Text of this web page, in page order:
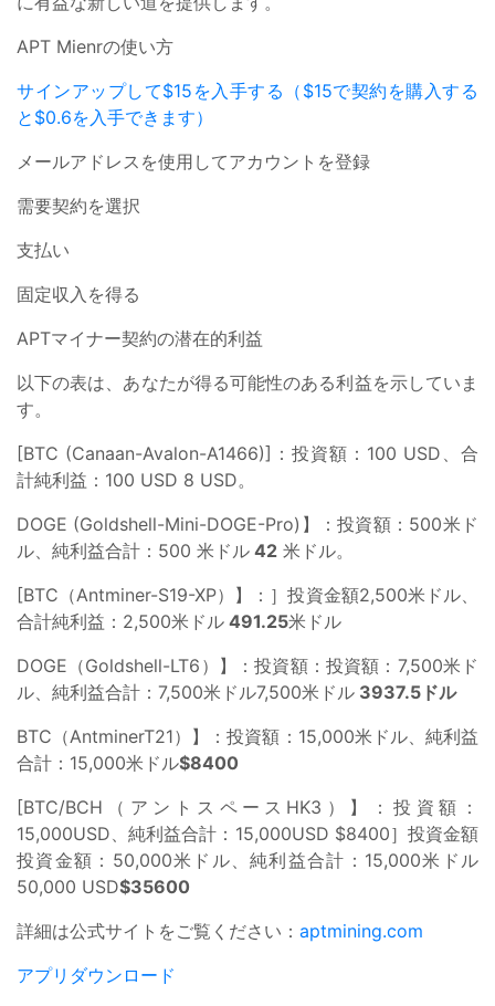
APT Mienrの使い方
サインアップして$15を入手する（$15で契約を購入する
と$0.6を入手できます）
メールアドレスを使用してアカウントを登録
需要契約を選択
支払い
固定収入を得る
APTマイナー契約の潜在的利益
以下の表は、あなたが得る可能性のある利益を示していま
す。
[BTC (Canaan-Avalon-A1466)]：投資額：100 USD、合
計純利益：100 USD 8 USD。
DOGE (Goldshell-Mini-DOGE-Pro)】：投資額：500米ド
ル、純利益合計：500 米ドル 42 米ドル。
[BTC（Antminer-S19-XP）】：］投資金額2,500米ドル、
合計純利益：2,500米ドル 491.25米ドル
DOGE（Goldshell-LT6）】：投資額：投資額：7,500米ド
ル、純利益合計：7,500米ドル7,500米ドル 3937.5ドル
BTC（AntminerT21）】：投資額：15,000米ドル、純利益
合計：15,000米ドル$8400
[BTC/BCH（アントスペースHK3）】：投資額：
15,000USD、純利益合計：15,000USD $8400］投資金額
投資金額：50,000米ドル、純利益合計：15,000米ドル
50,000 USD$35600
詳細は公式サイトをご覧ください： aptmining.com
アプリダウンロード